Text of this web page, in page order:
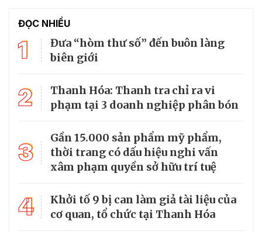
ĐỌC NHIỀU
1
Đưa “hòm thư số” đến buôn làng
biên giới
2
Thanh Hóa: Thanh tra chỉ ra vi
phạm tại 3 doanh nghiệp phân bón
3
Gần 15.000 sản phẩm mỹ phẩm,
thời trang có dấu hiệu nghi vấn
xâm phạm quyền sở hữu trí tuệ
4
Khởi tố 9 bị can làm giả tài liệu của
cơ quan, tổ chức tại Thanh Hóa